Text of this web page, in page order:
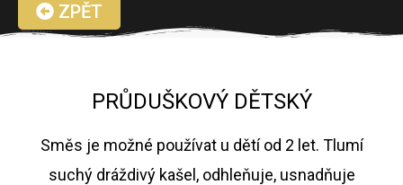
ZPĚT
PRŮDUŠKOVÝ DĚTSKÝ
Směs je možné používat u dětí od 2 let. Tlumí
suchý dráždivý kašel, odhleňuje, usnadňuje